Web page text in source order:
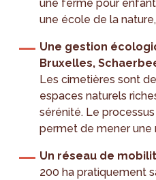
une ferme pour
une école de la
Une gestion
Bruxelles,
Les cimetières sont
espaces naturels
sérénité. Le
permet de mener une
Un réseau de
200 ha pratiquement